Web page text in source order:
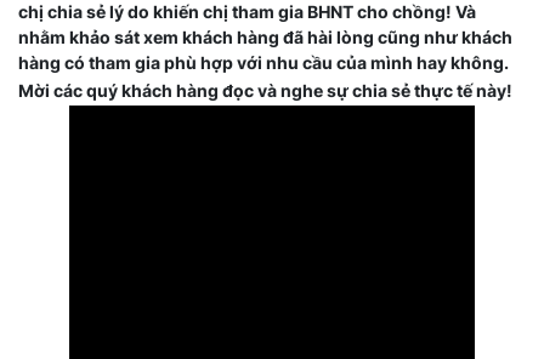
chị chia sẻ lý do khiến chị tham gia BHNT cho chồng! Và
nhằm khảo sát xem khách hàng đã hài lòng cũng như khách
hàng có tham gia phù hợp với nhu cầu của mình hay không.
Mời các quý khách hàng đọc và nghe sự chia sẻ thực tế này!